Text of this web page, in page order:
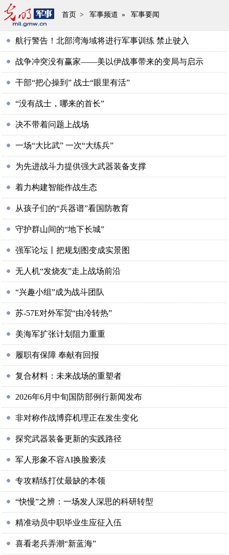
首页 > 军事频道 » 军事要闻
航行警告！北部湾海域将进行军事训练 禁止驶入
战争冲突没有赢家——美以伊战事带来的变局与启示
干部“把心操到” 战士“眼里有活”
“没有战士，哪来的首长”
决不带着问题上战场
一场“大比武” 一次“大练兵”
为先进战斗力提供强大武器装备支撑
着力构建智能作战生态
从孩子们的“兵器谱”看国防教育
守护群山间的“地下长城”
强军论坛丨把规划图变成实景图
无人机“发烧友”走上战场前沿
“兴趣小组”成为战斗团队
苏-57E对外军贸“由冷转热”
美海军扩张计划阻力重重
履职有保障 奉献有回报
复合材料：未来战场的重塑者
2026年6月中旬国防部例行新闻发布
非对称作战博弈机理正在发生变化
探究武器装备更新的实践路径
军人形象不容AI换脸亵渎
专攻精练打仗最缺的本领
“快慢”之辨：一场发人深思的科研转型
精准动员中职毕业生应征入伍
喜看老兵弄潮“新蓝海”